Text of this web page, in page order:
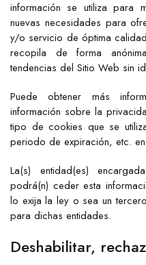
información se utiliza para
nuevas necesidades para
y/o servicio de óptima
recopila de forma
tendencias del Sitio Web sin
Puede obtener más
información sobre la
tipo de cookies que se
periodo de expiración, etc.
La(s) entidad(es)
podrá(n) ceder esta
lo exija la ley o sea un
para dichas entidades.
Deshabilitar,